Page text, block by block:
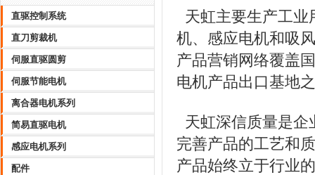
直驱控制系统
直刀剪裁机
伺服直驱圆剪
伺服节能电机
离合器电机系列
简易直驱电机
感应电机系列
配件
天虹主要生产工业
机、感应电机和吸
产品营销网络覆盖
电机产品出口基地
天虹深信质量是企
完善产品的工艺和
产品始终立于行业